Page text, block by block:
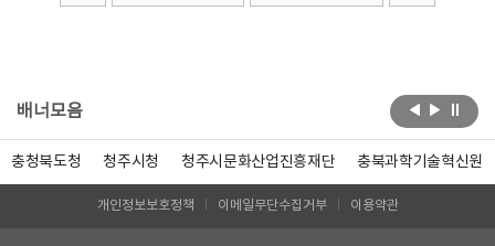
배너모음
충청북도청 청주시청 청주시문화산업진흥재단 충북과학기술혁신원
개인정보보호정책 이메일무단수집거부 이용약관